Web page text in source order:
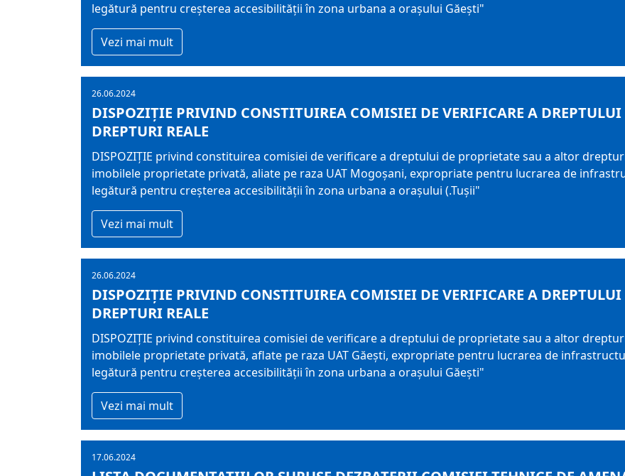
legătură pentru creşterea accesibilităţii în zona urbana a oraşului Găeşti"
Vezi mai mult
26.06.2024
DISPOZIŢIE PRIVIND CONSTITUIREA COMISIEI DE VERIFICARE A DREPTULUI
DREPTURI REALE
DISPOZIŢIE privind constituirea comisiei de verificare a dreptului de proprietate sau a altor
imobilele proprietate privată, aliate pe raza UAT Mogoşani, expropriate pentru lucrarea de
legătură pentru creşterea accesibilităţii în zona urbana a oraşului (.Tuşii"
Vezi mai mult
26.06.2024
DISPOZIŢIE PRIVIND CONSTITUIREA COMISIEI DE VERIFICARE A DREPTULUI
DREPTURI REALE
DISPOZIŢIE privind constituirea comisiei de verificare a dreptului de proprietate sau a altor
imobilele proprietate privată, aflate pe raza UAT Găeşti, expropriate pentru lucrarea de
legătură pentru creşterea accesibilităţii în zona urbana a oraşului Găeşti"
Vezi mai mult
17.06.2024